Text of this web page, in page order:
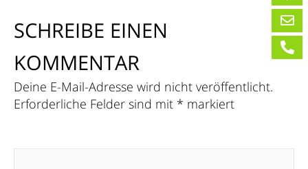
SCHREIBE EINEN
KOMMENTAR
Deine E-Mail-Adresse wird nicht veröffentlicht.
Erforderliche Felder sind mit * markiert